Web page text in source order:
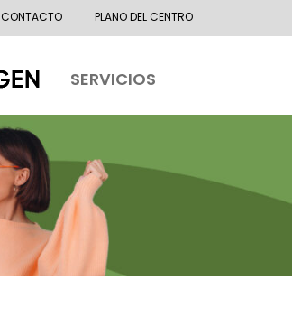
CONTACTO PLANO DEL CENTRO
SERVICIOS